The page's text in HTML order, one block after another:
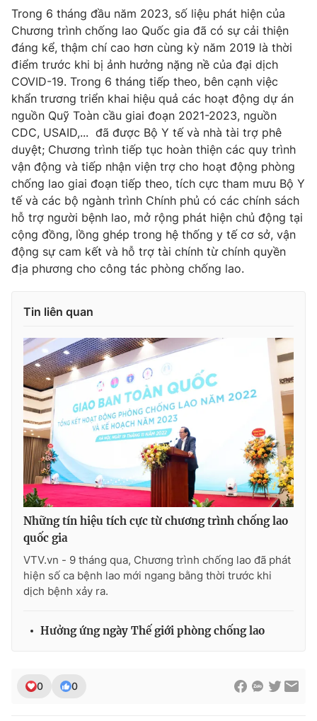
Ðiện thoại Thời báo VTV:
024.66 897 897
Email:toasoan@vtv.vn
Liên hệ quảng cáo:024-7300.7108
® Cấm sao chép dưới mọi hình thức nếu không có sự chấp
thuận bằng văn bản. Ghi rõ nguồn VTV.vn khi phát hành lại
thông tin từ website này.
Trong 6 tháng đầu năm 2023, số liệu phát hiện của
Chương trình chống lao Quốc gia đã có sự cải thiện
đáng kể, thậm chí cao hơn cùng kỳ năm 2019 là thời
điểm trước khi bị ảnh hưởng nặng nề của đại dịch
COVID-19. Trong 6 tháng tiếp theo, bên cạnh việc
khẩn trương triển khai hiệu quả các hoạt động dự án
nguồn Quỹ Toàn cầu giai đoạn 2021-2023, nguồn
CDC, USAID,... đã được Bộ Y tế và nhà tài trợ phê
duyệt; Chương trình tiếp tục hoàn thiện các quy trình
vận động và tiếp nhận viện trợ cho hoạt động phòng
chống lao giai đoạn tiếp theo, tích cực tham mưu Bộ Y
tế và các bộ ngành trình Chính phủ có các chính sách
hỗ trợ người bệnh lao, mở rộng phát hiện chủ động tại
cộng đồng, lồng ghép trong hệ thống y tế cơ sở, vận
động sự cam kết và hỗ trợ tài chính từ chính quyền
địa phương cho công tác phòng chống lao.
Tin liên quan
Những tín hiệu tích cực từ chương trình chống lao
quốc gia
VTV.vn - 9 tháng qua, Chương trình chống lao đã phát
hiện số ca bệnh lao mới ngang bằng thời trước khi
dịch bệnh xảy ra.
Hưởng ứng ngày Thế giới phòng chống lao
0 0